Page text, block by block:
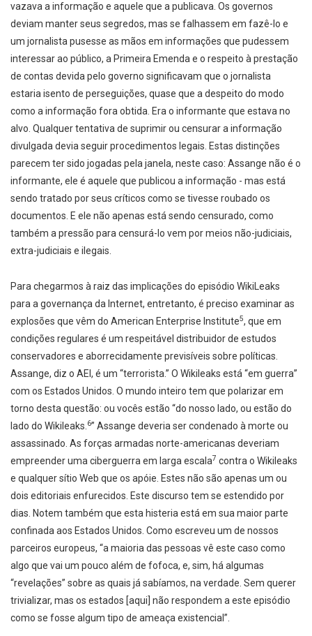
vazava a informação e aquele que a publicava. Os governos
deviam manter seus segredos, mas se falhassem em fazê-lo e
um jornalista pusesse as mãos em informações que pudessem
interessar ao público, a Primeira Emenda e o respeito à prestação
de contas devida pelo governo significavam que o jornalista
estaria isento de perseguições, quase que a despeito do modo
como a informação fora obtida. Era o informante que estava no
alvo. Qualquer tentativa de suprimir ou censurar a informação
divulgada devia seguir procedimentos legais. Estas distinções
parecem ter sido jogadas pela janela, neste caso: Assange não é o
informante, ele é aquele que publicou a informação - mas está
sendo tratado por seus críticos como se tivesse roubado os
documentos. E ele não apenas está sendo censurado, como
também a pressão para censurá-lo vem por meios não-judiciais,
extra-judiciais e ilegais.
Para chegarmos à raiz das implicações do episódio WikiLeaks
para a governança da Internet, entretanto, é preciso examinar as
explosões que vêm do American Enterprise Institute5, que em
condições regulares é um respeitável distribuidor de estudos
conservadores e aborrecidamente previsíveis sobre políticas.
Assange, diz o AEI, é um “terrorista.” O Wikileaks está “em guerra”
com os Estados Unidos. O mundo inteiro tem que polarizar em
torno desta questão: ou vocês estão “do nosso lado, ou estão do
lado do Wikileaks. 6” Assange deveria ser condenado à morte ou
assassinado. As forças armadas norte-americanas deveriam
empreender uma ciberguerra em larga escala7 contra o Wikileaks
e qualquer sítio Web que os apóie. Estes não são apenas um ou
dois editoriais enfurecidos. Este discurso tem se estendido por
dias. Notem também que esta histeria está em sua maior parte
confinada aos Estados Unidos. Como escreveu um de nossos
parceiros europeus, “a maioria das pessoas vê este caso como
algo que vai um pouco além de fofoca, e, sim, há algumas
“revelações” sobre as quais já sabíamos, na verdade. Sem querer
trivializar, mas os estados [aqui] não respondem a este episódio
como se fosse algum tipo de ameaça existencial”.